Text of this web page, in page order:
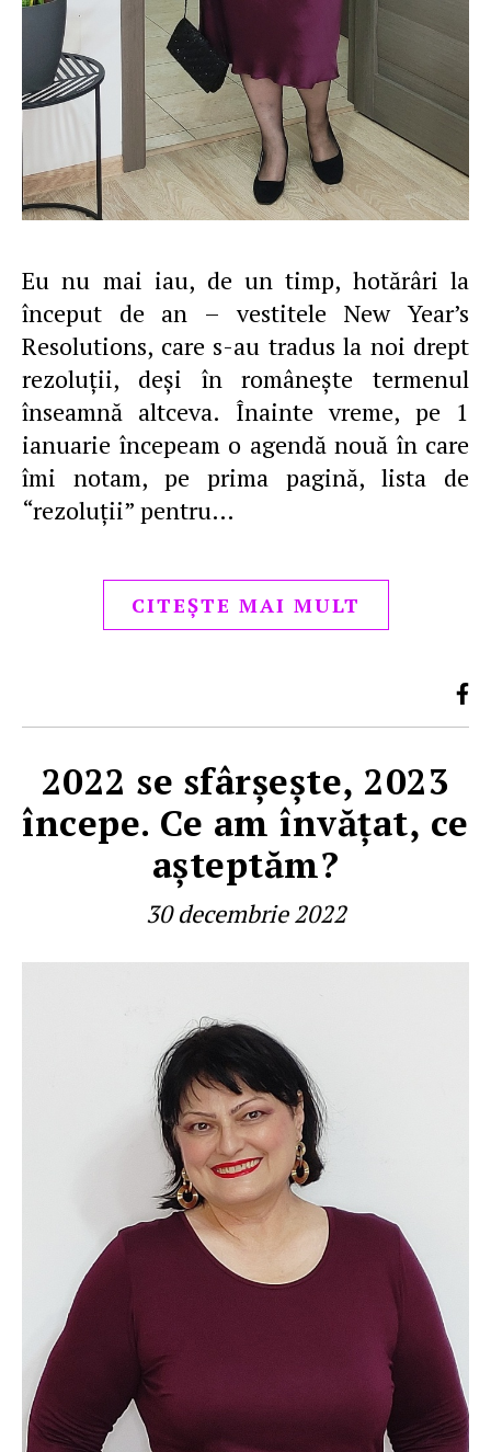
Eu nu mai iau, de un timp, hotărâri la
început de an – vestitele New Year’s
Resolutions, care s-au tradus la noi drept
rezoluţii, deşi în româneşte termenul
înseamnă altceva. Înainte vreme, pe 1
ianuarie începeam o agendă nouă în care
îmi notam, pe prima pagină, lista de
“rezoluţii” pentru…
CITEȘTE MAI MULT
2022 se sfârşeşte, 2023
începe. Ce am învăţat, ce
aşteptăm?
30 decembrie 2022